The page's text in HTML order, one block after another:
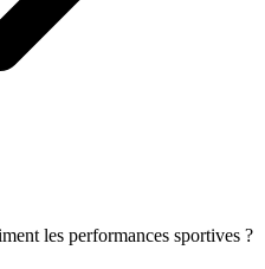
les performances sportives ?